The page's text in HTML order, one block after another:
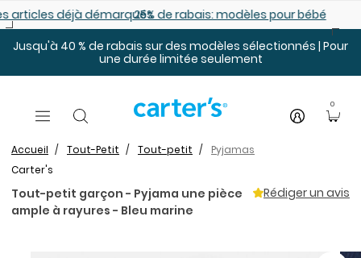
démarqués25% de rabais: modèles pour bébé
Jusqu'à 40 % de rabais sur des modèles sélectionnés | Pour
une durée limitée seulement
0
Accueil Tout-Petit Tout-petit
Pyjamas
Carter's
Tout-petit garçon - Pyjama une pièce
ample à rayures - Bleu marine
Rédiger un avis